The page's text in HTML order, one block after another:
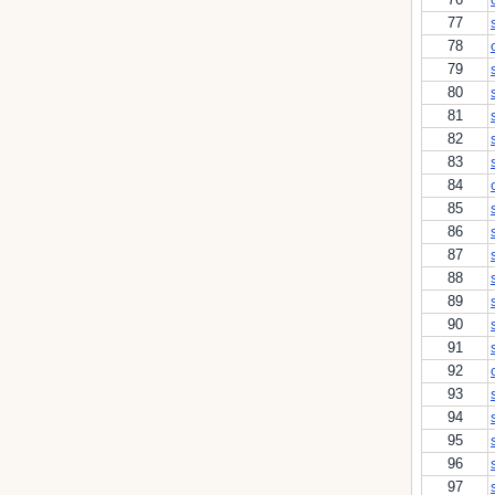
77
78
79
80
81
82
83
84
85
86
87
88
89
90
91
92
93
94
95
96
97